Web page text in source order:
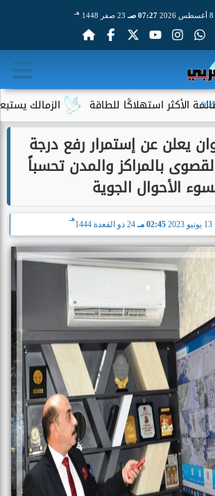
07:27 صـ 23 صفر 1448 هـ
الزمالك يستبعد 4 لاعبين شباب من حساباته في الموسم الجديد استهلاكًا للطاقة
يعلن عن إستمرار رفع درجة
بالمراكز والمدن تحسباً
الأحوال الجوية
02:45 مـ 24 ذو القعدة 1444
هـ